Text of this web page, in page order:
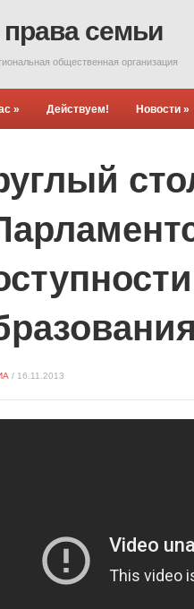
семьи
общественная организация
» Действуем! Новости »
/ 16.11.2013